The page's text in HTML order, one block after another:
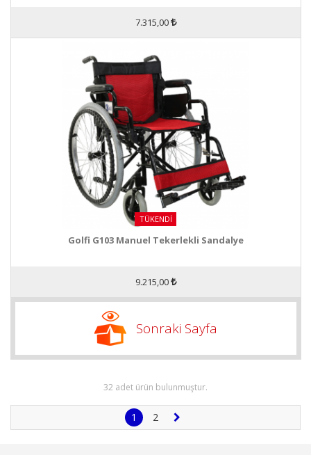
7.315,00
TÜKENDI
Golfi G103 Manuel Tekerlekli Sandalye
9.215,00
Sonraki Sayfa
32 adet ürün bulunmuştur.
1 2